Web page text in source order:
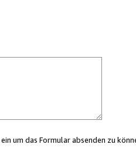
um das Formular absenden zu